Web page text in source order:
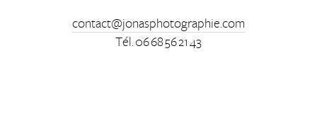
contact@jonasphotographie.com
Tél. 06 68 56 21 43